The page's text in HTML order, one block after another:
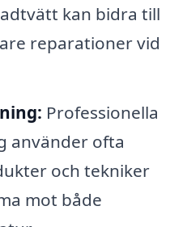
kan bidra till
reparationer vid
Professionella
använder ofta
och tekniker
mot både